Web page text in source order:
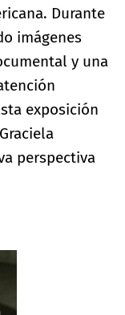
Durante
imágenes
y una
exposición
perspectiva